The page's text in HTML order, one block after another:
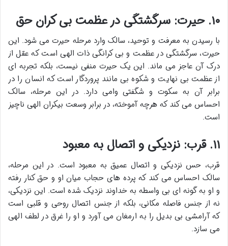
۱۰. حیرت: سرگشتگی در عظمت بی کران حق
با رسیدن به معرفت و توحید، سالک وارد مرحله حیرت می شود. این
حیرت، سرگشتگی در عظمت و بی کرانگی ذات الهی است که عقل از
درک آن عاجز می ماند. این یک حیرت منفی نیست، بلکه تجربه ای
از عظمت بی نهایت و شکوه بی مانند پروردگار است که انسان را در
برابر آن به سکوت و شگفتی وامی دارد. در این مرحله، سالک
احساس می کند که هرچه آموخته، در برابر وسعت بیکران الهی ناچیز
است.
۱۱. قرب: نزدیکی و اتصال به معبود
قرب، حس نزدیکی و اتصال عمیق به معبود است. در این مرحله،
سالک احساس می کند که پرده های حجاب میان او و حق کنار رفته
و او به گونه ای بی واسطه به خداوند نزدیک شده است. این نزدیکی،
نه از جنس فاصله مکانی، بلکه از جنس اتصال روحی و قلبی است
که آرامشی بی بدیل را به ارمغان می آورد و او را غرق در لطف الهی
می سازد.